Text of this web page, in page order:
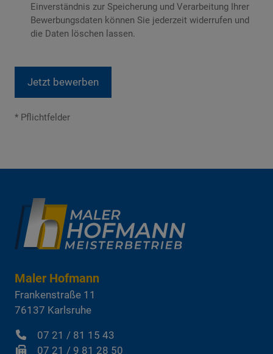
Einverständnis zur Speicherung und Verarbeitung Ihrer
Bewerbungsdaten können Sie jederzeit widerrufen und
die Daten löschen lassen.
* Pflichtfelder
Maler Hofmann
Frankenstraße 11
76137 Karlsruhe
07 21 / 81 15 43
07 21 / 9 81 28 50